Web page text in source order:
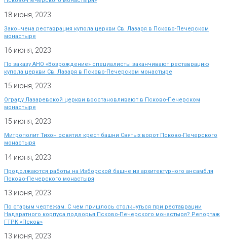
18 июня, 2023
Закончена реставрация купола церкви Св. Лазаря в Псково-Печерском
монастыре
16 июня, 2023
По заказу АНО «Возрождение» специалисты заканчивают реставрацию
купола церкви Св. Лазаря в Псково-Печерском монастыре
15 июня, 2023
Ограду Лазаревской церкви восстановливают в Псково-Печерском
монастыре
15 июня, 2023
Митрополит Тихон освятил крест башни Святых ворот Псково-Печерского
монастыря
14 июня, 2023
Продолжаются работы на Изборской башне из архитектурного ансамбля
Псково-Печерского монастыря
13 июня, 2023
По старым чертежам. С чем пришлось столкнуться при реставрации
Надвратного корпуса подворья Псково-Печерского монастыря? Репортаж
ГТРК «Псков»
13 июня, 2023